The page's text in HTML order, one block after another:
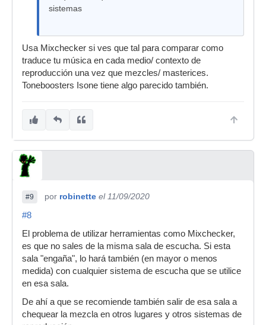
sistemas
Usa Mixchecker si ves que tal para comparar como
traduce tu música en cada medio/ contexto de
reproducción una vez que mezcles/ masterices.
Toneboosters Isone tiene algo parecido también.
#9 por robinette el 11/09/2020
#8
El problema de utilizar herramientas como Mixchecker,
es que no sales de la misma sala de escucha. Si esta
sala "engaña", lo hará también (en mayor o menos
medida) con cualquier sistema de escucha que se utilice
en esa sala.
De ahí a que se recomiende también salir de esa sala a
chequear la mezcla en otros lugares y otros sistemas de